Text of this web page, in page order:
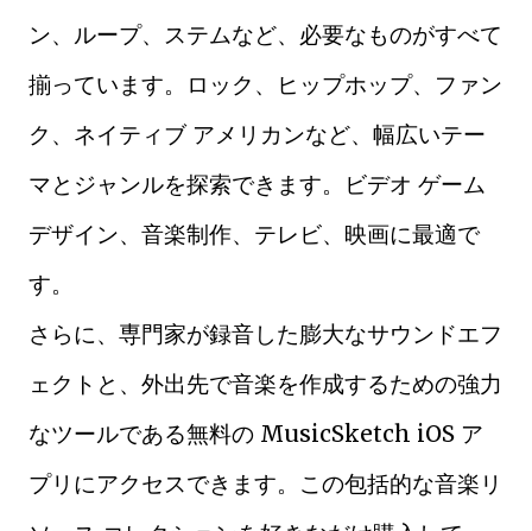
ン、ループ、ステムなど、必要なものがすべて
揃っています。ロック、ヒップホップ、ファン
ク、ネイティブ アメリカンなど、幅広いテー
マとジャンルを探索できます。ビデオ ゲーム
デザイン、音楽制作、テレビ、映画に最適で
す。
さらに、専門家が録音した膨大なサウンドエフ
ェクトと、外出先で音楽を作成するための強力
なツールである無料の MusicSketch iOS ア
プリにアクセスできます。この包括的な音楽リ